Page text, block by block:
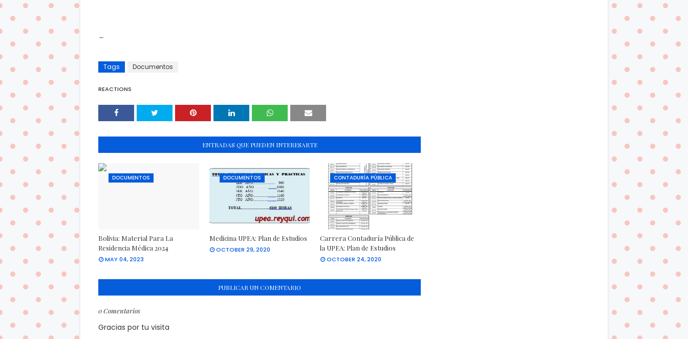
Tags Documentos
REACTIONS
ENTRADAS QUE PUEDEN INTERESARTE
DOCUMENTOS
Bolivia: Material Para La
Residencia Médica 2024
MAY 04, 2023
DOCUMENTOS
Medicina UPEA: Plan de Estudios
OCTOBER 29, 2020
CONTADURÍA PÚBLICA
Carrera Contaduría Pública de
la UPEA: Plan de Estudios
OCTOBER 24, 2020
PUBLICAR UN COMENTARIO
0 Comentarios
Gracias por tu visita